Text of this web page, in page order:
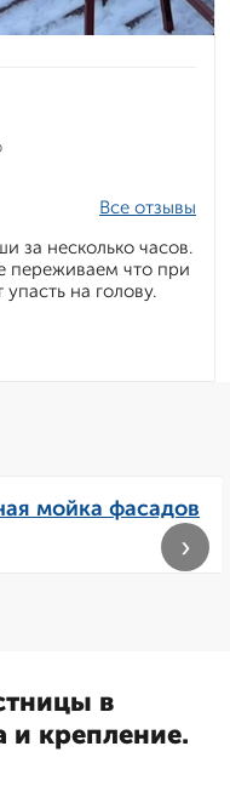
Все отзывы
за несколько часов.
переживаем что при
на голову.
мойка фасадов
›
в
и крепление.